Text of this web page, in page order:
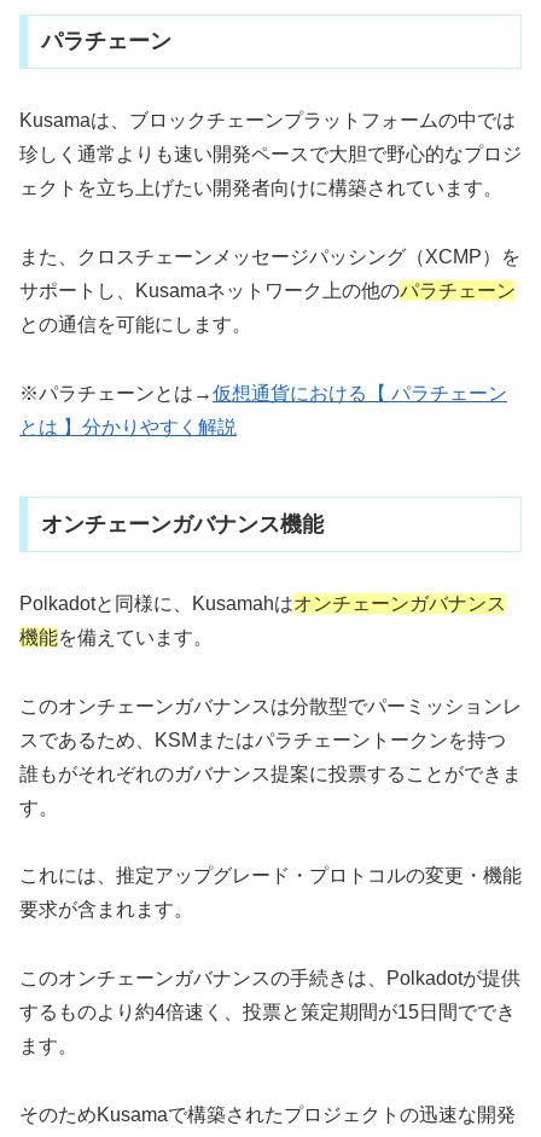
パラチェーン
Kusamaは、ブロックチェーンプラットフォームの中では
珍しく通常よりも速い開発ペースで大胆で野心的なプロジ
ェクトを立ち上げたい開発者向けに構築されています。
また、クロスチェーンメッセージパッシング（XCMP）を
サポートし、Kusamaネットワーク上の他のパラチェーン
との通信を可能にします。
※パラチェーンとは→仮想通貨における【 パラチェーン
とは 】分かりやすく解説
オンチェーンガバナンス機能
Polkadotと同様に、Kusamahはオンチェーンガバナンス
機能を備えています。
このオンチェーンガバナンスは分散型でパーミッションレ
スであるため、KSMまたはパラチェーントークンを持つ
誰もがそれぞれのガバナンス提案に投票することができま
す。
これには、推定アップグレード・プロトコルの変更・機能
要求が含まれます。
このオンチェーンガバナンスの手続きは、Polkadotが提供
するものより約4倍速く、投票と策定期間が15日間ででき
ます。
そのためKusamaで構築されたプロジェクトの迅速な開発